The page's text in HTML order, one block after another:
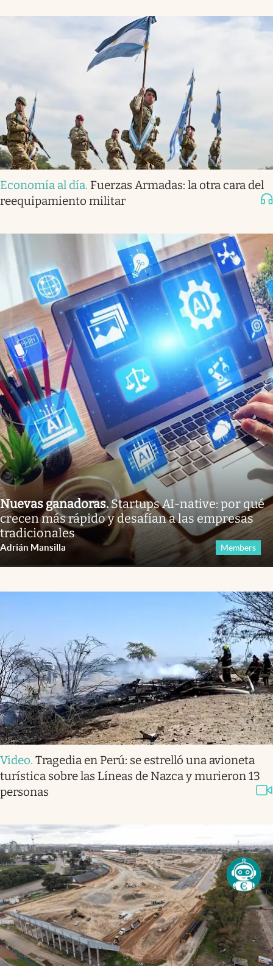
Economía al día. Fuerzas Armadas: la otra cara del
reequipamiento militar
Nuevas ganadoras.Startups AI-native: por qué
crecen más rápido y desafían a las empresas
tradicionales
Adrián Mansilla Members
Video. Tragedia en Perú: se estrelló una avioneta
turística sobre las Líneas de Nazca y murieron 13
personas